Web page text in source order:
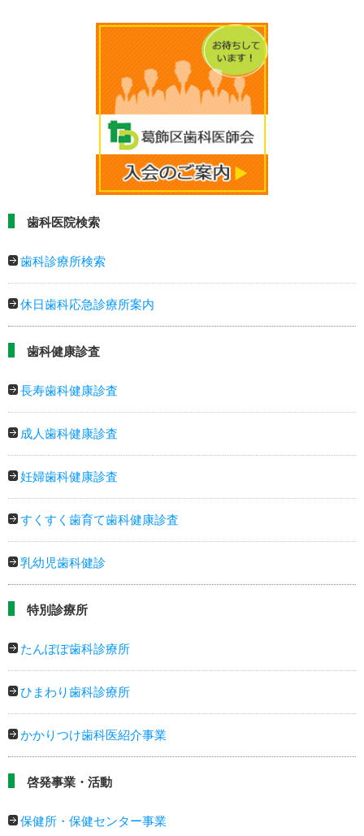
歯科医院検索
歯科診療所検索
休日歯科応急診療所案内
歯科健康診査
長寿歯科健康診査
成人歯科健康診査
妊婦歯科健康診査
すくすく歯育て歯科健康診査
乳幼児歯科健診
特別診療所
たんぽぽ歯科診療所
ひまわり歯科診療所
かかりつけ歯科医紹介事業
啓発事業・活動
保健所・保健センター事業